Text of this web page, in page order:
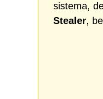
sistema,
Stealer,